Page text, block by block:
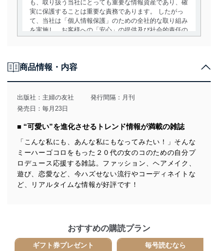
も、取り扱う当社にとっても重要な情報資産であり、確
実に保護することは重要な責務であります。 したがっ
て、当社は「個人情報保護」のための全社的な取り組み
を実施し、お客様への「安心」の提供及び社会的責任の
用目的を明確にし、本人の同意を得たうえで利用目的の
達成に必要な範囲内で適法かつ公正な手段によって取
得・利用・提供を行います。また、当社が保有している
個人情報は、同意を得ずに目的外利用、第三者への提
みを確実にするため、従業者等の教育を徹底してまいり
ます。また、目的外利用を行わないために、適切な管理
措置を講じます。
法令遵守
当社は、個人情報に関連する法令、国が定める指針及び
個人情報の安全管理措置
当社は、個人情報の正確性及び安全性を確保するため
商品情報・内容
出版社： 主婦の友社
発行間隔：月刊
発売日：毎月23日
■ “可愛い”を進化させるトレンド情報が満載の雑誌
「こんな私にも、あんな私にもなってみたい！」そんな
ミーハーゴコロをもった２０代の女のコのための自分プ
ロデュース応援する雑誌。ファッション、ヘアメイク、
遊び、恋愛など、今ハズせない流行やコーディネイトな
ど、リアルタイムな情報が好評です！
おすすめの購読プラン
ギフト券プレゼント 毎号読むなら